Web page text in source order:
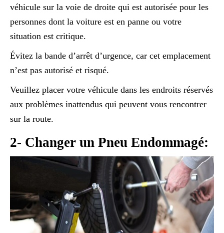
véhicule sur la voie de droite qui est autorisée pour les
personnes dont la voiture est en panne ou votre
situation est critique.
Évitez la bande d’arrêt d’urgence, car cet emplacement
n’est pas autorisé et risqué.
Veuillez placer votre véhicule dans les endroits réservés
aux problèmes inattendus qui peuvent vous rencontrer
sur la route.
2- Changer un Pneu Endommagé: